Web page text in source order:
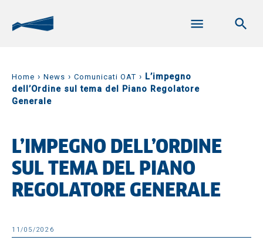
Home › News › Comunicati OAT › L’impegno
dell’Ordine sul tema del Piano Regolatore
Generale
L’IMPEGNO DELL’ORDINE
SUL TEMA DEL PIANO
REGOLATORE GENERALE
11/05/2026